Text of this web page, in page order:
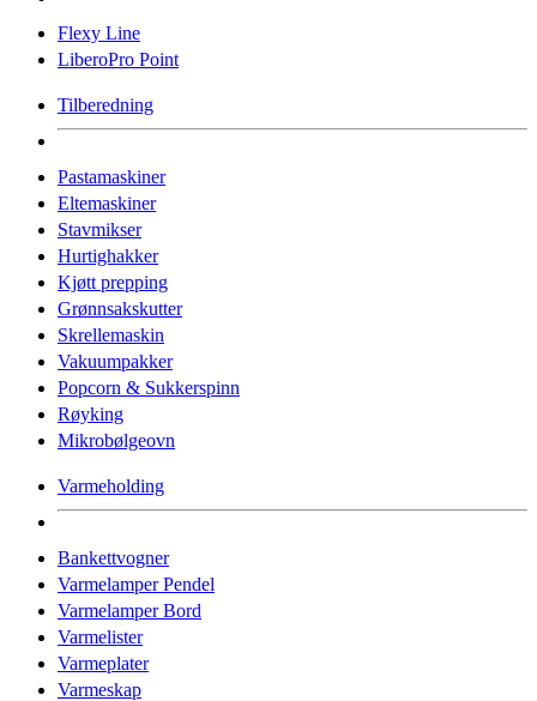
Flexy Line
LiberoPro Point
Tilberedning
Pastamaskiner
Eltemaskiner
Stavmikser
Hurtighakker
Kjøtt prepping
Grønnsakskutter
Skrellemaskin
Vakuumpakker
Popcorn & Sukkerspinn
Røyking
Mikrobølgeovn
Varmeholding
Bankettvogner
Varmelamper Pendel
Varmelamper Bord
Varmelister
Varmeplater
Varmeskap